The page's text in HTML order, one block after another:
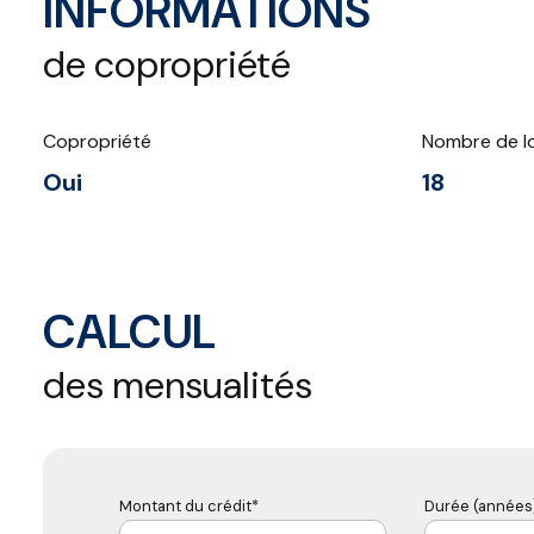
de copropriété
Copropriété
Oui
Nombre de
18
CALCUL
des mensualités
Montant du crédit* Durée